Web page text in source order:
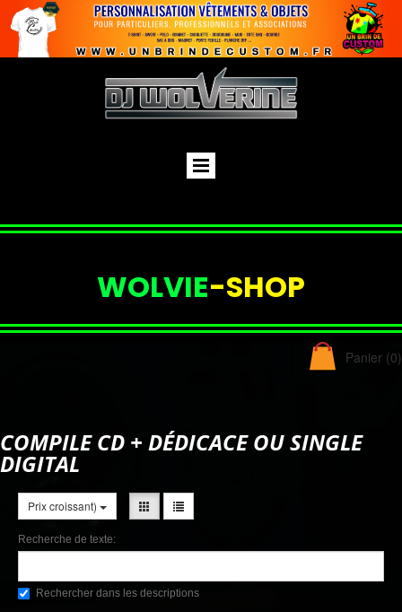
WOLVIE-SHOP
Panier (0)
COMPILE CD + DÉDICACE OU SINGLE
DIGITAL
Prix croissant)
Recherche de texte:
Rechercher dans les descriptions